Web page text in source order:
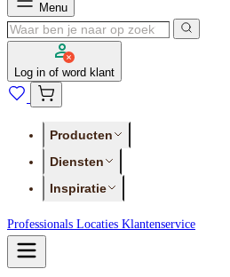
Menu
Log in of word klant
Producten
Diensten
Inspiratie
Professionals Locaties Klantenservice